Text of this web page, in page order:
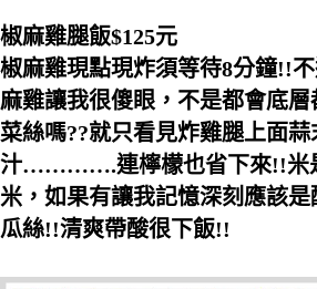
椒麻雞腿飯$125元
椒麻雞現點現炸須等待8分鐘!!
麻雞讓我很傻眼，不是都會底
菜絲嗎??就只看見炸雞腿上面
汁………….連檸檬也省下來!!米
米，如果有讓我記憶深刻應該
瓜絲!!清爽帶酸很下飯!!